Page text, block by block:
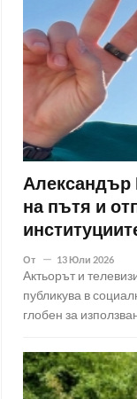
Александър
на пътя и
От 13 Юли 2026
Актьорът и
публикува в
глобен за